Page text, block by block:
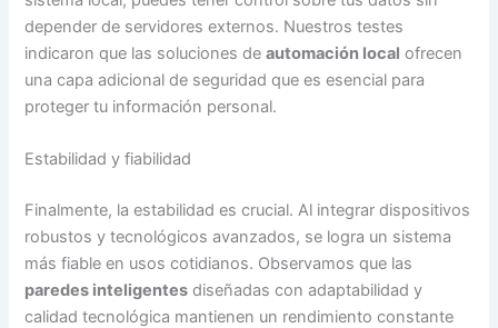
depender de servidores externos. Nuestros testes
indicaron que las soluciones deautomación local ofrecen
una capa adicional de seguridad que es esencial para
proteger tu información personal.
Estabilidad y fiabilidad
Finalmente, la estabilidad es crucial. Al integrar dispositivos
robustos y tecnológicos avanzados, se logra un sistema
más fiable en usos cotidianos. Observamos que las
paredes inteligentes diseñadas con adaptabilidad y
calidad tecnológica mantienen un rendimiento constante